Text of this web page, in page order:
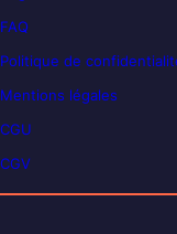
FAQ
Politique de
Mentions légales
CGU
CGV